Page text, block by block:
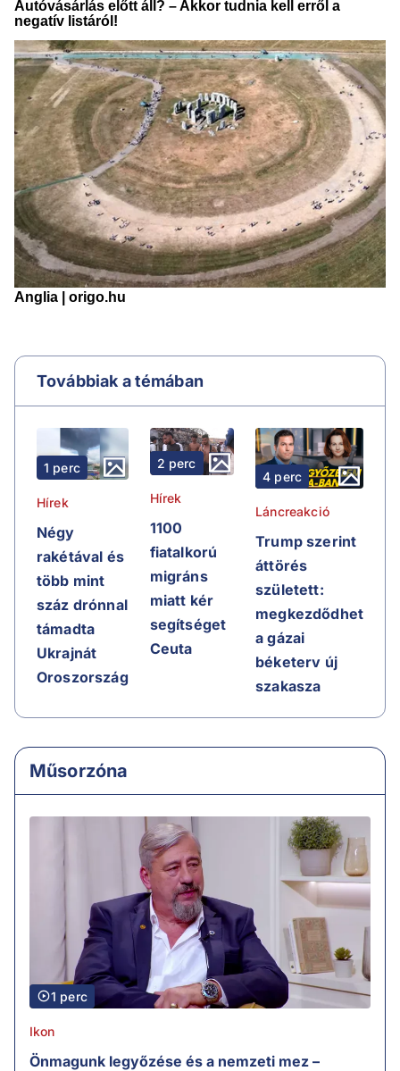
Továbbiak a témában
1 perc
Hírek
Négy
rakétával és
több mint
száz drónnal
támadta
Ukrajnát
Oroszország
2 perc
Hírek
1100
fiatalkorú
migráns
miatt kér
segítséget
Ceuta
4 perc
Láncreakció
Trump szerint
áttörés
született:
megkezdődhet
a gázai
béketerv új
szakasza
Műsorzóna
1 perc
Ikon
Önmagunk legyőzése és a nemzeti mez –